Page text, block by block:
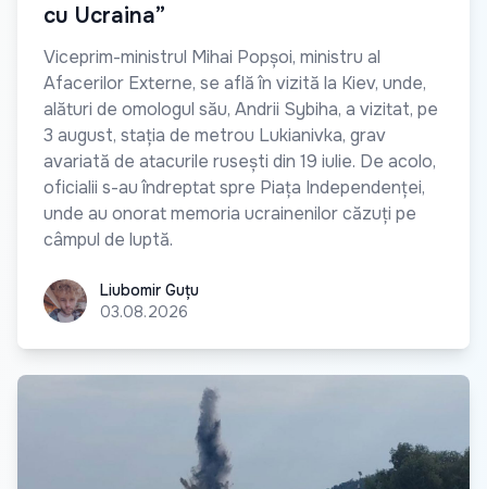
cu Ucraina”
Viceprim-ministrul Mihai Popșoi, ministru al
Afacerilor Externe, se află în vizită la Kiev, unde,
alături de omologul său, Andrii Sybiha, a vizitat, pe
3 august, stația de metrou Lukianivka, grav
avariată de atacurile rusești din 19 iulie. De acolo,
oficialii s-au îndreptat spre Piața Independenței,
unde au onorat memoria ucrainenilor căzuți pe
câmpul de luptă.
Liubomir Guțu
Liubomir Guțu
03.08.2026